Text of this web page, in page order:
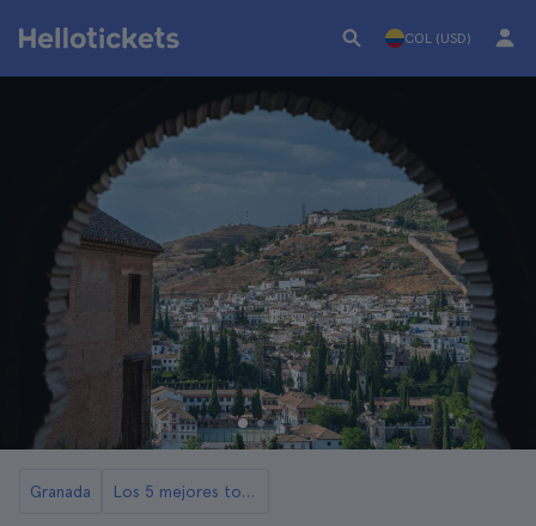
COL (USD)
Granada Los 5 mejores tours por El Albaicín y Sacromonte en Granada